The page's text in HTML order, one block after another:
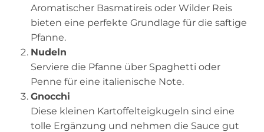
Aromatischer Basmatireis oder Wilder Reis
bieten eine perfekte Grundlage für die saftige
Pfanne.
Nudeln
Serviere die Pfanne über Spaghetti oder
Penne für eine italienische Note.
Gnocchi
Diese kleinen Kartoffelteigkugeln sind eine
tolle Ergänzung und nehmen die Sauce gut